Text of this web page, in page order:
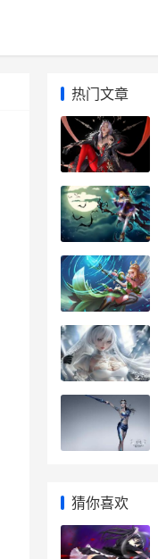
热门文章
猜你喜欢